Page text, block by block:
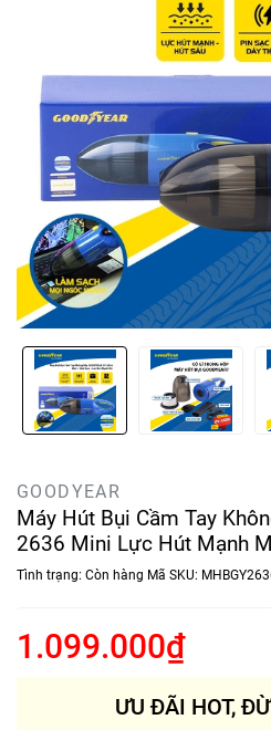
GOODYEAR
Máy Hút Bụi Cầm Tay
2636 Mini Lực Hút Mạnh
Tình trạng: Còn hàng Mã SKU:
1.099.000₫
ƯU ĐÃI HOT,